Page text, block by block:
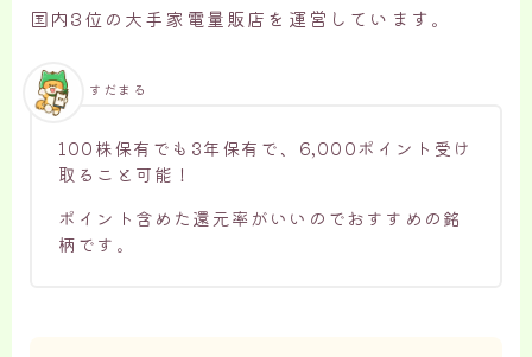
国内3位の大手家電量販店を運営しています。
100株保有でも3年保有で、6,000ポイント受け
取ること可能！
ポイント含めた還元率がいいのでおすすめの銘
柄です。
すだまる